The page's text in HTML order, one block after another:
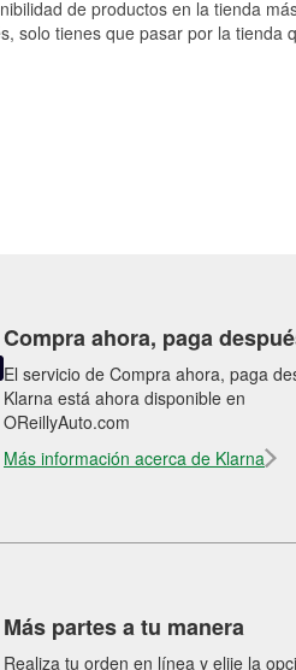
de productos en la tienda
solo tienes que pasar por la tienda
Compra ahora, paga
El servicio de Compra ahora, paga
Klarna está ahora disponible en
OReillyAuto.com
Más información acerca de Klarna
Más partes a tu manera
Realiza tu orden en línea y elije la